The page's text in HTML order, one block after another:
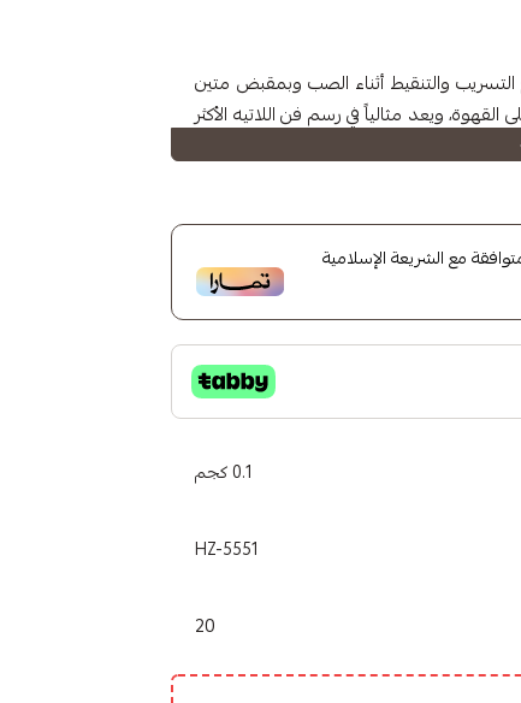
والتنقيط أثناء الصب وبمقبض متين
ويعد مثالياً في رسم فن اللاتيه الأكثر
مع الشريعة الإسلامية
0.1 كجم
HZ-5551
20